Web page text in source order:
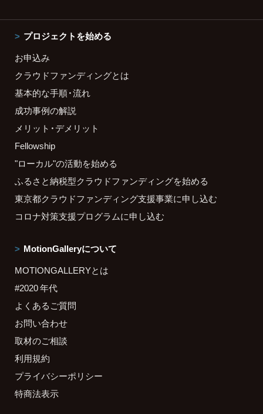
プロジェクトを始める
お申込み
クラウドファンディングとは
基本的な手順・流れ
成功事例の解説
メリット・デメリット
Fellowship
"ローカル"の活動を始める
ふるさと納税型クラウドファンディングを始める
東京都クラウドファンディング支援事業に申し込む
コロナ対策支援プログラムに申し込む
MotionGalleryについて
MOTIONGALLERYとは
#2020 年代
よくあるご質問
お問い合わせ
取材のご相談
利用規約
プライバシーポリシー
特商法表示